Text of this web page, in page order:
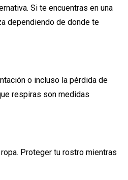
Si te encuentras en una
dependiendo de donde te
o incluso la pérdida de
respiras son medidas
Proteger tu rostro mientras